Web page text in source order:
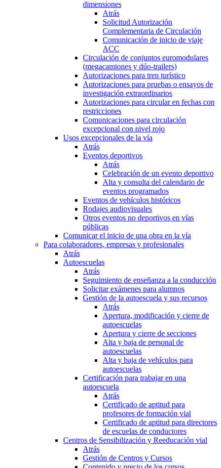
dimensiones
Atrás
Solicitud Autorización
Complementaria de Circulación
Comunicación de inicio de viaje
ACC
Circulación de conjuntos euromodulares
(megacamiones y dúo-trailers)
Autorizaciones para tren turístico
Autorizaciones para pruebas o ensayos de
investigación extraordinarios
Autorizaciones para circular en fechas con
restricciones
Comunicaciones para circulación
excepcional con nivel rojo
Usos excepcionales de la vía
Atrás
Eventos deportivos
Atrás
Celebración de un evento deportivo
Alta y consulta del calendario de
eventos programados
Eventos de vehículos históricos
Rodajes audiovisuales
Otros eventos no deportivos en vías
públicas
Comunicar el inicio de una obra en la vía
Para colaboradores, empresas y profesionales
Atrás
Autoescuelas
Atrás
Seguimiento de enseñanza a la conducción
Solicitar exámenes para alumnos
Gestión de la autoescuela y sus recursos
Atrás
Apertura, modificación y cierre de
autoescuelas
Apertura y cierre de secciones
Alta y baja de personal de
autoescuelas
Alta y baja de vehículos para
autoescuelas
Certificación para trabajar en una
autoescuela
Atrás
Certificado de aptitud para
profesores de formación vial
Certificado de aptitud para directores
de escuelas de conductores
Centros de Sensibilización y Reeducación vial
Atrás
Gestión de Centros y Cursos